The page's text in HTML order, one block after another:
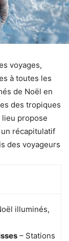
voyages,
à toutes les
de Noël en
des tropiques
lieu propose
récapitulatif
des voyageurs
illuminés,
– Stations